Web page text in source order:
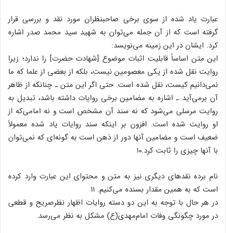
عبارت یاد شده از سوی برخی صاحبنظران مورد نقد و بررسی قرار
گرفته است که از آن جمله می‌توان به شهید سید محمد صدر اشاره
کرد. ایشان در این زمینه می‌نویسد:
این متن اساساً قابلیت اثبات موضوع [شهادت حضرت] را ندارد؛ زیرا
روایت نقل شده از یکی معصومین نیست، بلکه از بعضی از علما که ما
نمی‌دانیم کیست، نقل شده است. حتی اگر این متن ـ چنانکه از ظاهر
آن برمی‌آید ـ اشاره به مضامین برخی روایات داشته باشد، تبدیل به
روایت مرسلی می‌شود که نه سند آن مشخص است و نه امامی‌که از
او روایت شده است. افزون بر اینکه سند روایات یاد شده معمولاً
ضعیف است و مضامین آنها دور از ذهن است به گونه‌ای که نمی‌توان
با آنها چیزی را ثابت کرد.۱۰
نام برده نقدهای دیگری نیز به متن و محتوای این عبارت وارد کرده
است که به همین مقدار بسنده می‌کنیم. ۱۱
در هر حال با توجه به این دو دسته روایات اظهار نظرصریح و قطعی
در مورد چگونگی وفات امام‌مهدی(ع) مشکل به نظر می‌رسد.